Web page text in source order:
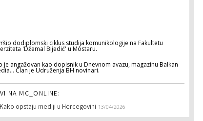
dodiplomski ciklus studija komunikologije na Fakultetu
'Džemal Bijedić' u Mostaru.
angažovan kao dopisnik u Dnevnom avazu, magazinu Balkan
Član je Udruženja BH novinari.
NA MC_ONLINE:
opstaju mediji u Hercegovini 13/04/2026